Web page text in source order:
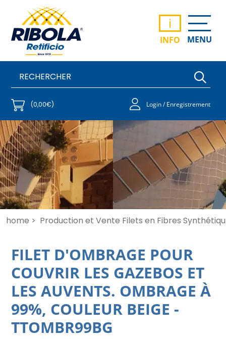
i
INFO MENU
(0,00€) Login / Enregistrement
home > Production et Vente Filets en Fibres
FILET D'OMBRAGE POUR
COUVRIR LES GAZEBOS ET
LES AUVENTS. OMBRAGE À
99%, COULEUR BEIGE -
TTOMBR99BG